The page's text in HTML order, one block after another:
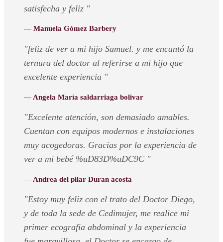
satisfecha y feliz "
— Manuela Gómez Barbery
"feliz de ver a mi hijo Samuel. y me encantó la
ternura del doctor al referirse a mi hijo que
excelente experiencia "
— Angela María saldarriaga bolivar
"Excelente atención, son demasiado amables.
Cuentan con equipos modernos e instalaciones
muy acogedoras. Gracias por la experiencia de
ver a mi bebé %uD83D%uDC9C "
— Andrea del pilar Duran acosta
"Estoy muy feliz con el trato del Doctor Diego,
y de toda la sede de Cedimujer, me realice mi
primer ecografia abdominal y la experiencia